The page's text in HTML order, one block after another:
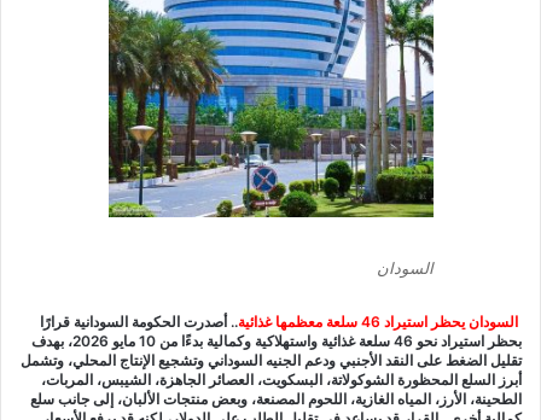
السودان
السودان يحظر استيراد 46 سلعة معظمها غذائية .. أصدرت الحكومة السودانية قرارًا
بحظر استيراد نحو 46 سلعة غذائية واستهلاكية وكمالية بدءًا من 10 مايو 2026، بهدف
تقليل الضغط على النقد الأجنبي ودعم الجنيه السوداني وتشجيع الإنتاج المحلي، وتشمل
أبرز السلع المحظورة الشوكولاتة، البسكويت، العصائر الجاهزة، الشيبس، المربات،
الطحينة، الأرز، المياه الغازية، اللحوم المصنعة، وبعض منتجات الألبان، إلى جانب سلع